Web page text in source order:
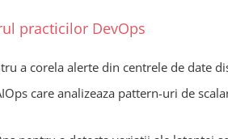
practicilor DevOps
a corela alerte din centrele de date
care analizeaza pattern-uri de